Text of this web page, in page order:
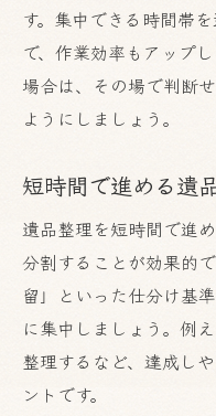
す。集中できる時間帯
で、作業効率もアップ
場合は、その場で判断
ようにしましょう。
短時間で進める遺
遺品整理を短時間で進
分割することが効果的
留」といった仕分け基
に集中しましょう。例
整理するなど、達成し
ントです。